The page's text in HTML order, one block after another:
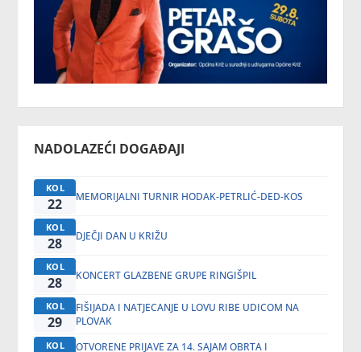
NADOLAZEĆI DOGAĐAJI
KOL
22 MEMORIJALNI TURNIR HODAK-PETRLIĆ-DED-KOS
KOL
28 DJEČJI DAN U KRIŽU
KOL
28 KONCERT GLAZBENE GRUPE RINGIŠPIL
KOL
29
FIŠIJADA I NATJECANJE U LOVU RIBE UDICOM NA
PLOVAK
KOL OTVORENE PRIJAVE ZA 14. SAJAM OBRTA I